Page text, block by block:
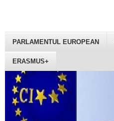
PARLAMENTUL EUROPEAN
ERASMUS+